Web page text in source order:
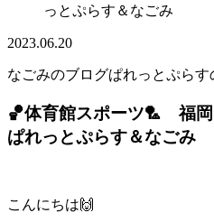
っとぷらす＆なごみ
2023.06.20
なごみのブログぱれっとぷらす
🏀体育館スポーツ🏸 福
ぱれっとぷらす＆なごみ
こんにちは🙌